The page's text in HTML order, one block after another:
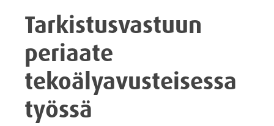
Tarkistusvastuun
periaate
tekoälyavusteisessa
työssä